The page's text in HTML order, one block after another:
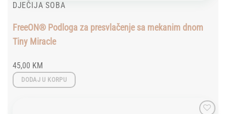
DJEČIJA SOBA
FreeON® Podloga za presvlačenje sa mekanim dnom
Tiny Miracle
45,00 KM
DODAJ U KORPU